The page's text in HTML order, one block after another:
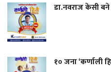
डा.नवराज केसी बने
१० जना ‘कर्णाली